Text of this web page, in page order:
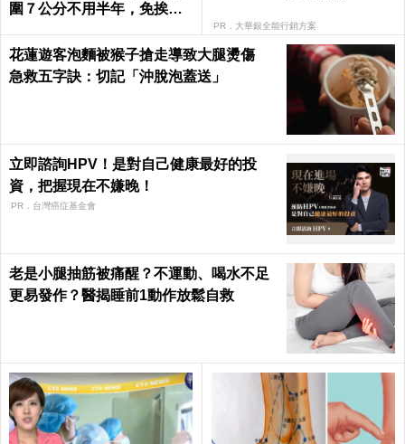
圍７公分不用半年，免挨餓
PR．大華銀全能行銷方案
花蓮遊客泡麵被猴子搶走導致大腿燙傷
急救五字訣：切記「沖脫泡蓋送」
立即諮詢HPV！是對自己健康最好的投
資，把握現在不嫌晚！
PR．台灣癌症基金會
老是小腿抽筋被痛醒？不運動、喝水不足
更易發作？醫揭睡前1動作放鬆自救